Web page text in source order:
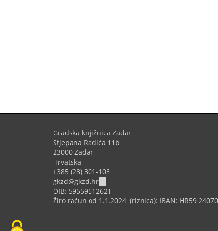
Gradska knjižnica Zadar
Stjepana Radića 11b
23000 Zadar
Hrvatska
+385 (23) 301-103
gkzd@gkzd.hr
sends
e-
mail)
OIB: 59559512621
Žiro račun od 1.1.2024. (riznica): IBAN: HR59